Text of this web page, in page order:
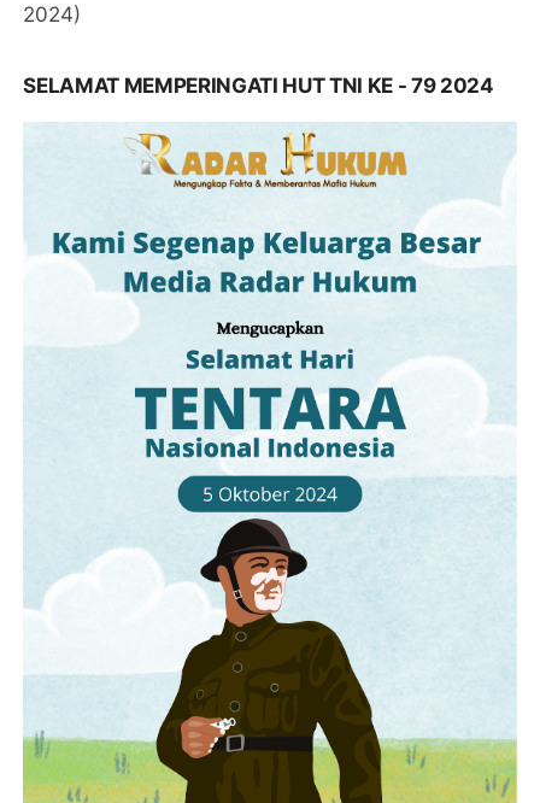
2024)
SELAMAT MEMPERINGATI HUT TNI KE - 79 2024